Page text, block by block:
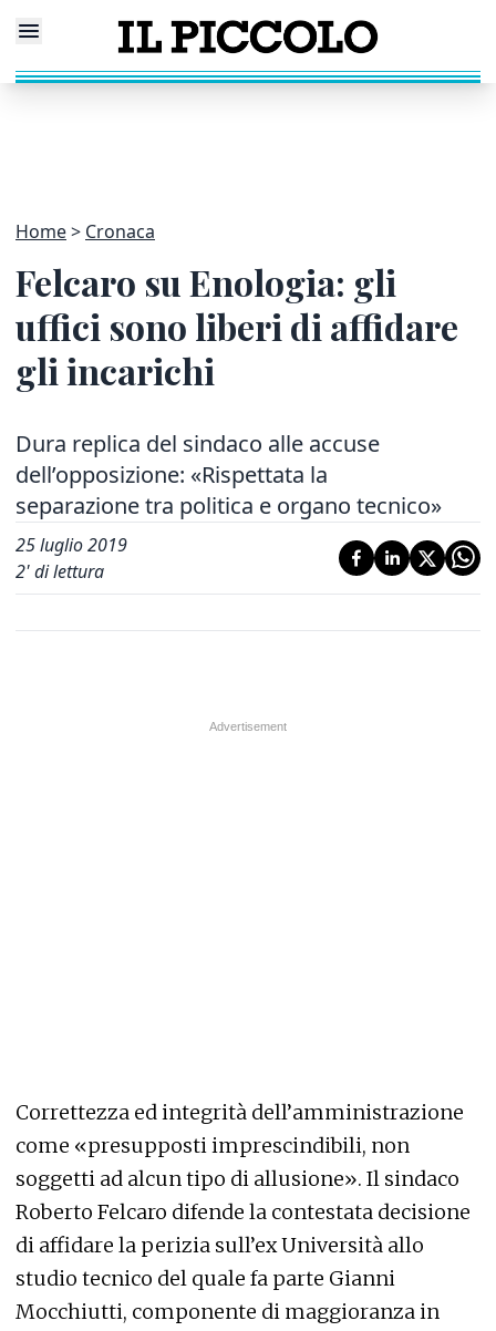
Home Cronaca
Felcaro su Enologia: gli
uffici sono liberi di affidare
gli incarichi
Dura replica del sindaco alle accuse
dell’opposizione: «Rispettata la
separazione tra politica e organo tecnico»
25 luglio 2019
2' di lettura
Correttezza ed integrità dell’amministrazione
come «presupposti imprescindibili, non
soggetti ad alcun tipo di allusione». Il sindaco
Roberto Felcaro difende la contestata decisione
di affidare la perizia sull’ex Università allo
studio tecnico del quale fa parte Gianni
Mocchiutti, componente di maggioranza in